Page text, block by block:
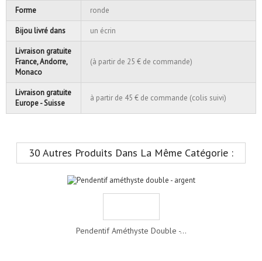
Forme ronde
Bijou livré dans un écrin
Livraison gratuite
France, Andorre,
Monaco
(à partir de 25 € de commande)
Livraison gratuite
Europe - Suisse
à partir de 45 € de commande (colis suivi)
30 Autres Produits Dans La Même Catégorie :
Pendentif Améthyste Double -...